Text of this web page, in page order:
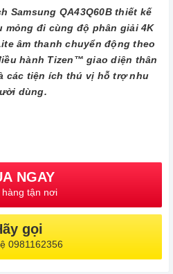
Samsung QA43Q60B thiết kế
mỏng đi cùng độ phân giải 4K
âm thanh chuyển động theo
hành Tizen™ giao diện thân
các tiện ích thú vị hỗ trợ nhu
dùng.
NGAY
hàng tận nơi
gọi
0981162356